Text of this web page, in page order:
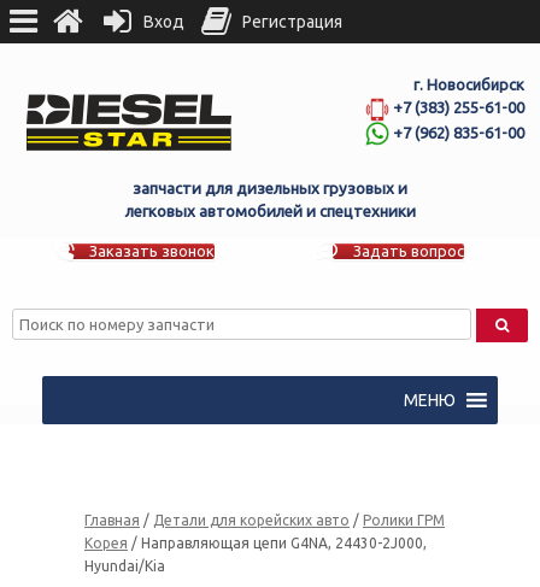
г. Новосибирск
+7 (383) 255-61-00
+7 (962) 835-61-00
запчасти для дизельных грузовых и
легковых автомобилей и спецтехники
Заказать звонок Задать вопрос
МЕНЮ
Главная / Детали для корейских авто / Ролики ГРМ
Корея / Направляющая цепи G4NA, 24430-2J000,
Hyundai/Kia
Вход Регистрация